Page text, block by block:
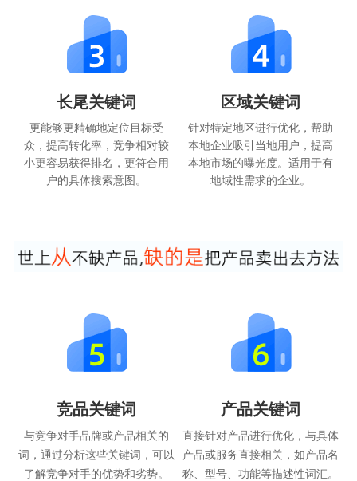
长尾关键词
更能够更精确地定位目标受
众，提高转化率，竞争相对较
小更容易获得排名，更符合用
户的具体搜索意图。
区域关键词
针对特定地区进行优化，帮助
本地企业吸引当地用户，提高
本地市场的曝光度。适用于有
地域性需求的企业。
竞品关键词
与竞争对手品牌或产品相关的
词，通过分析这些关键词，可以
了解竞争对手的优势和劣势。
产品关键词
直接针对产品进行优化，与具体
产品或服务直接相关，如产品名
称、型号、功能等描述性词汇。